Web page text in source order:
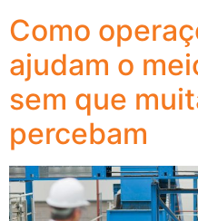
Como
ajudam o
sem que
percebam